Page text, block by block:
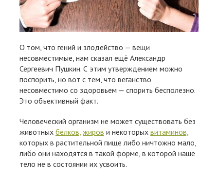
О том, что гений и злодейство — вещи
несовместимые, нам сказал ещё Александр
Сергеевич Пушкин. С этим утверждением можно
поспорить, но вот с тем, что веганство
несовместимо со здоровьем — спорить бесполезно.
Это объективный факт.
Человеческий организм не может существовать без
животных белков, жиров и некоторых витаминов,
которых в растительной пище либо ничтожно мало,
либо они находятся в такой форме, в которой наше
тело не в состоянии их усвоить.